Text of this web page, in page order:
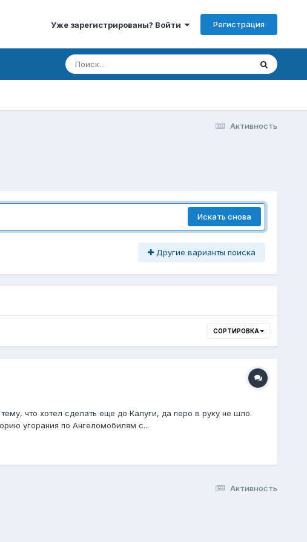
Уже зарегистрированы? Войти Регистрация
Активность
Искать снова
Другие варианты поиска
СОРТИРОВКА
что хотел сделать еще до Калуги, да перо в руку не шло.
угорания по Ангеломобилям с...
Активность